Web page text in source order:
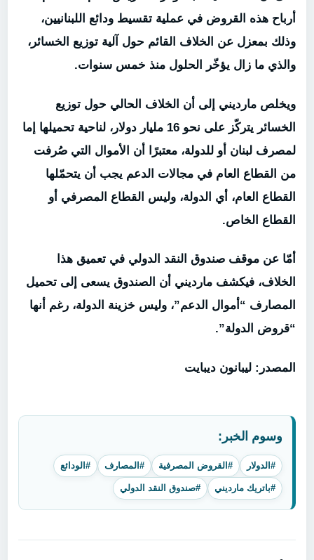
أرباح هذه القروض في عملية تقسيط ودائع اللبنانيين،
وذلك بمعزل عن الخلاف القائم حول آلية توزيع الخسائر،
والذي ما زال يؤخّر الحلول منذ خمس سنوات.
ويخلص مارديني إلى أن الخلاف الحالي حول توزيع
الخسائر يتركّز على نحو 16 مليار دولار، لناحية تحميلها إما
لمصرف لبنان أو للدولة، معتبرًا أن الأموال التي صُرفت
من القطاع العام في مجالات الدعم يجب أن يتحمّلها
القطاع العام، أي الدولة، وليس القطاع المصرفي أو
القطاع الخاص.
أمّا عن موقف صندوق النقد الدولي في تعميق هذا
الخلاف، فيكشف مارديني أن الصندوق يسعى إلى تحميل
المصارف “أموال الدعم”، وليس خزينة الدولة، رغم أنها
“قروض الدولة”.
المصدر: ليبانون ديبايت
وسوم الخبر:
#الدولار #القروض المصرفية #المصارف #الودائع
#باتريك مارديني #صندوق النقد الدولي